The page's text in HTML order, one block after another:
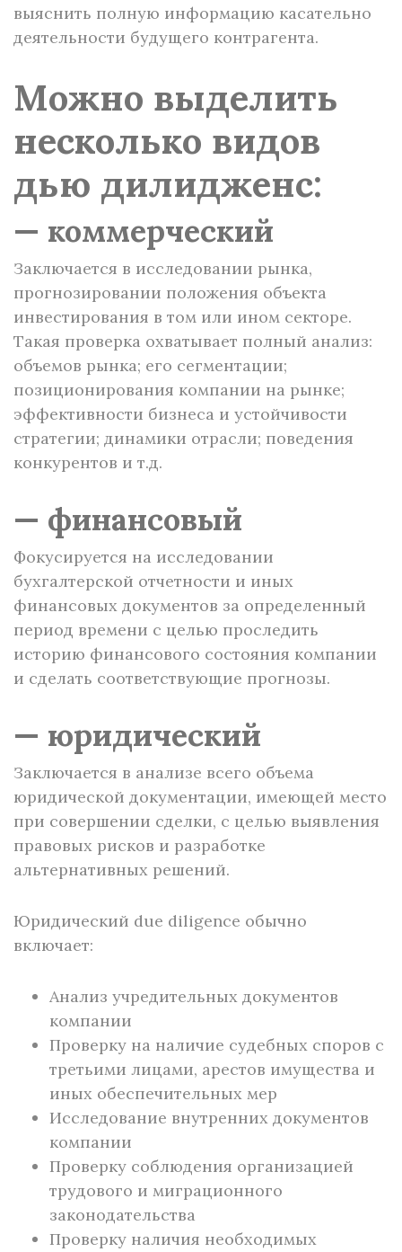
выяснить полную информацию касательно
деятельности будущего контрагента.
Можно выделить
несколько видов
дью дилидженс:
— коммерческий
Заключается в исследовании рынка,
прогнозировании положения объекта
инвестирования в том или ином секторе.
Такая проверка охватывает полный анализ:
объемов рынка; его сегментации;
позиционирования компании на рынке;
эффективности бизнеса и устойчивости
стратегии; динамики отрасли; поведения
конкурентов и т.д.
— финансовый
Фокусируется на исследовании
бухгалтерской отчетности и иных
финансовых документов за определенный
период времени с целью проследить
историю финансового состояния компании
и сделать соответствующие прогнозы.
— юридический
Заключается в анализе всего объема
юридической документации, имеющей место
при совершении сделки, с целью выявления
правовых рисков и разработке
альтернативных решений.
Юридический due diligence обычно
включает:
Анализ учредительных документов
компании
Проверку на наличие судебных споров с
третьими лицами, арестов имущества и
иных обеспечительных мер
Исследование внутренних документов
компании
Проверку соблюдения организацией
трудового и миграционного
законодательства
Проверку наличия необходимых